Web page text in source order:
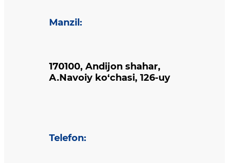
Manzil :
170100, Andijon shahar,
A.Navoiy ko‘chasi, 126-uy
Telefon: